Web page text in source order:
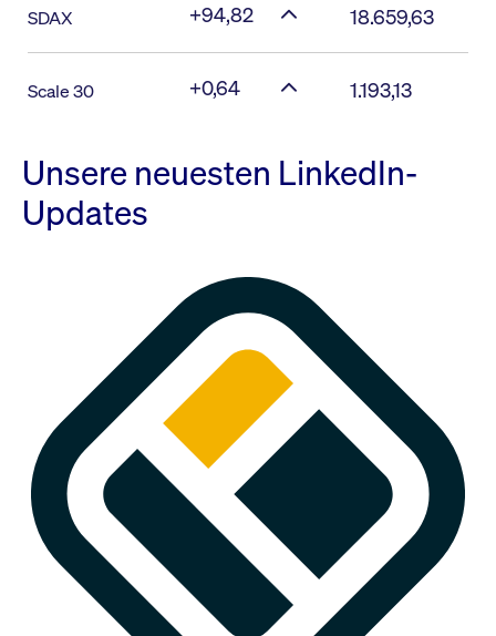
SDAX +94,82 18.659,63
Scale 30 +0,64 1.193,13
Unsere neuesten LinkedIn-
Updates